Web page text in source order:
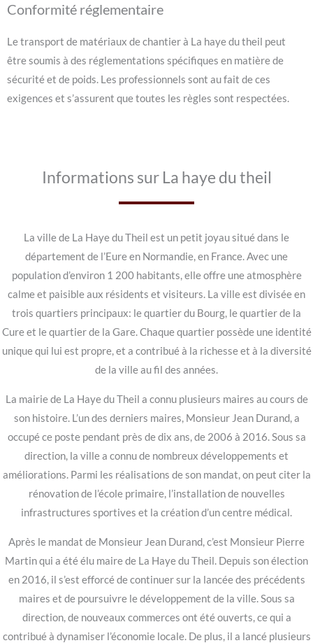
Conformité réglementaire
Le transport de matériaux de chantier à La haye du theil peut
être soumis à des réglementations spécifiques en matière de
sécurité et de poids. Les professionnels sont au fait de ces
exigences et s’assurent que toutes les règles sont respectées.
Informations sur La haye du theil
La ville de La Haye du Theil est un petit joyau situé dans le
département de l’Eure en Normandie, en France. Avec une
population d’environ 1 200 habitants, elle offre une atmosphère
calme et paisible aux résidents et visiteurs. La ville est divisée en
trois quartiers principaux: le quartier du Bourg, le quartier de la
Cure et le quartier de la Gare. Chaque quartier possède une identité
unique qui lui est propre, et a contribué à la richesse et à la diversité
de la ville au fil des années.
La mairie de La Haye du Theil a connu plusieurs maires au cours de
son histoire. L’un des derniers maires, Monsieur Jean Durand, a
occupé ce poste pendant près de dix ans, de 2006 à 2016. Sous sa
direction, la ville a connu de nombreux développements et
améliorations. Parmi les réalisations de son mandat, on peut citer la
rénovation de l’école primaire, l’installation de nouvelles
infrastructures sportives et la création d’un centre médical.
Après le mandat de Monsieur Jean Durand, c’est Monsieur Pierre
Martin qui a été élu maire de La Haye du Theil. Depuis son élection
en 2016, il s’est efforcé de continuer sur la lancée des précédents
maires et de poursuivre le développement de la ville. Sous sa
direction, de nouveaux commerces ont été ouverts, ce qui a
contribué à dynamiser l’économie locale. De plus, il a lancé plusieurs